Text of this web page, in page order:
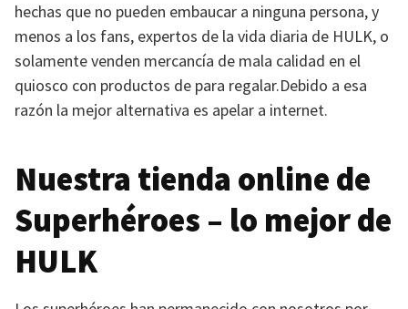
hechas que no pueden embaucar a ninguna persona, y
menos a los fans, expertos de la vida diaria de HULK, o
solamente venden mercancía de mala calidad en el
quiosco con productos de para regalar.Debido a esa
razón la mejor alternativa es apelar a internet.
Nuestra tienda online de
Superhéroes – lo mejor de
HULK